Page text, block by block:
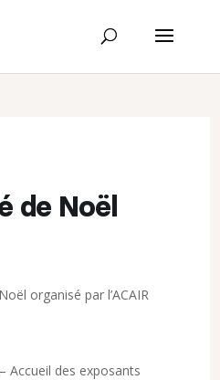
de Noël
organisé par l’ACAIR
Accueil des exposants